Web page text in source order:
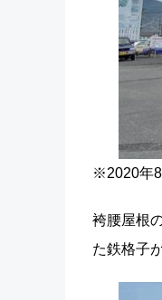
※2020年
袴腰屋根
た鉄格子